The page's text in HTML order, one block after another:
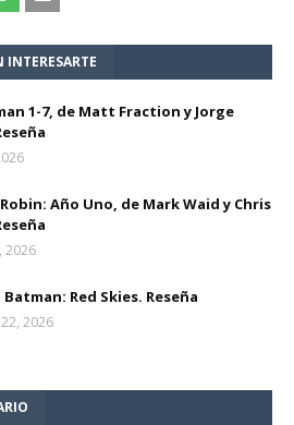
INTERESARTE
1-7, de Matt Fraction y Jorge
Año Uno, de Mark Waid y Chris
2026
Batman: Red Skies. Reseña
2026